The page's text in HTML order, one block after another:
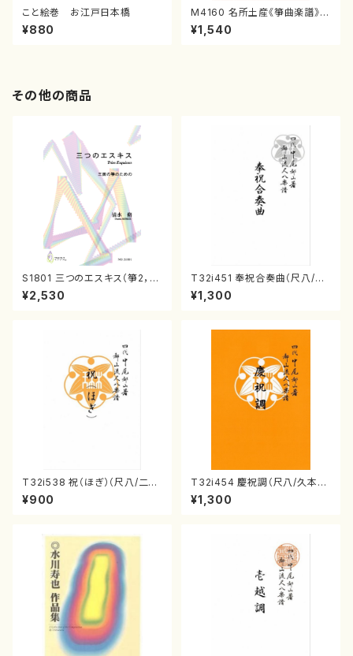
こと絵巻 お江戸日本橋
¥880
M4160 名所土産《箏曲楽譜》
（箏/宮城喜代子・宮城数江著・
宮城宗家監修/箏曲古典楽譜）
¥1,540
その他の商品
S1801 三つのエスキス（箏2，1
7/清水 脩/楽譜）
¥2,530
T32i451 奉祝合奏曲（尺八/久
本玄智/楽譜）都山流公刊楽譜曲
番:2158
¥1,300
T32i538 祝（ほぎ）（尺八/二代
池田静山/楽譜）都山流公刊楽譜
曲番:2247
¥900
T32i454 慶祝調（尺八/久本玄
智/楽譜）都山流公刊楽譜曲番:2
161
¥1,300